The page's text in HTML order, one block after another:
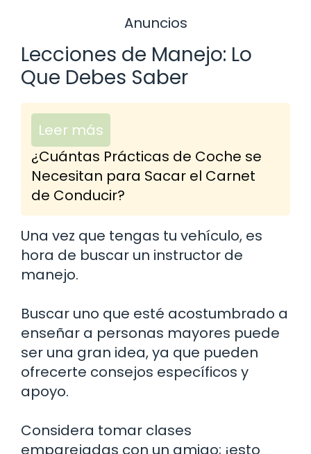
Anuncios
Lecciones de Manejo: Lo
Que Debes Saber
Leer más
¿Cuántas Prácticas de Coche se
Necesitan para Sacar el Carnet
de Conducir?
Una vez que tengas tu vehículo, es
hora de buscar un instructor de
manejo.
Buscar uno que esté acostumbrado a
enseñar a personas mayores puede
ser una gran idea, ya que pueden
ofrecerte consejos específicos y
apoyo.
Considera tomar clases
emparejadas con un amigo; ¡esto